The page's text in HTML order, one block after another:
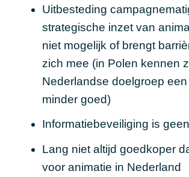
Uitbesteding
strategische inzet van
niet mogelijk of brengt
zich mee (in Polen kennen
Nederlandse doelgroep
minder goed)
Informatiebeveiliging is
Lang niet altijd goedkoper
voor animatie in Nederland